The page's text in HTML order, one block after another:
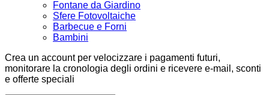
Fontane da Giardino
Sfere Fotovoltaiche
Barbecue e Forni
Bambini
Crea un account per velocizzare i pagamenti futuri,
monitorare la cronologia degli ordini e ricevere e-mail, sconti
e offerte speciali